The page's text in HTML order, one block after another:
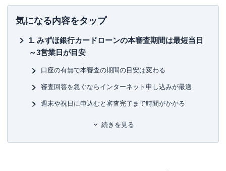
カナヘイのピスケ＆うさぎグッズを大量コレクト中。
践
気になる内容をタップ
みずほ銀行カードローンの本審査期間は最短当日
～3営業日が目安
口座の有無で本審査の期間の目安は変わる
審査回答を急ぐならインターネット申し込みが最適
週末や祝日に申込むと審査完了まで時間がかかる
みずほ銀行カードローンの本審査が遅い｜審査結
続きを見る